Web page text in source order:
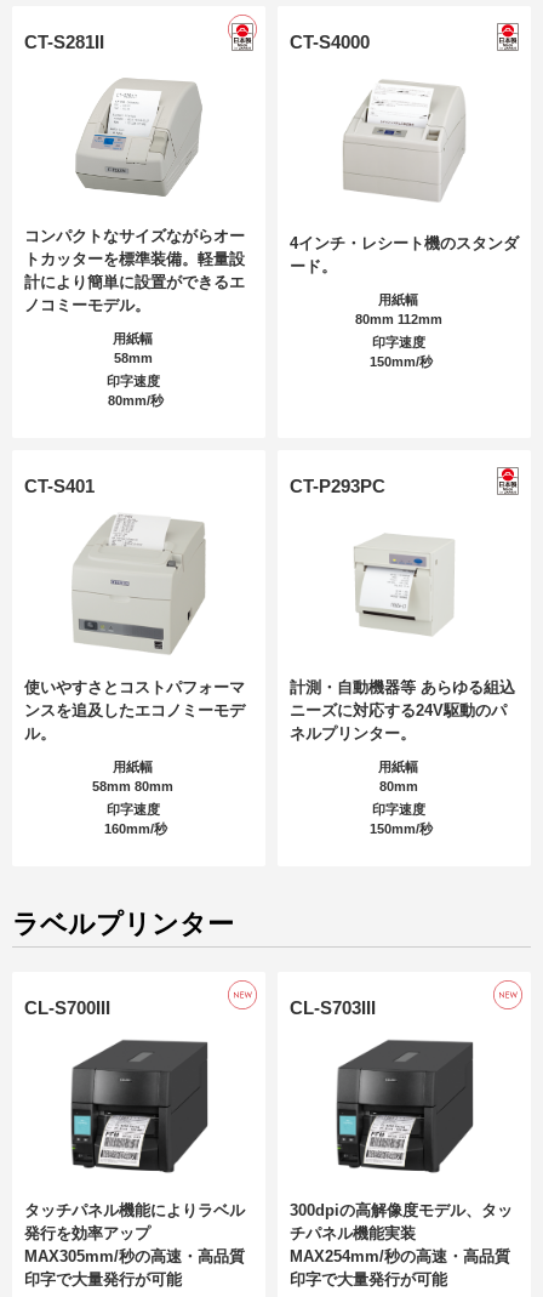
CT-S281II
コンパクトなサイズながらオー
トカッターを標準装備。軽量設
計により簡単に設置ができるエ
ノコミーモデル。
用紙幅
58mm
印字速度
80mm/秒
CT-S4000
4インチ・レシート機のスタンダ
ード。
用紙幅
80mm 112mm
印字速度
150mm/秒
CT-S401
使いやすさとコストパフォーマ
ンスを追及したエコノミーモデ
ル。
用紙幅
58mm 80mm
印字速度
160mm/秒
CT-P293PC
計測・自動機器等 あらゆる組込
ニーズに対応する24V駆動のパ
ネルプリンター。
用紙幅
80mm
印字速度
150mm/秒
ラベルプリンター
CL-S700III
タッチパネル機能によりラベル
発行を効率アップ
MAX305mm/秒の高速・高品質
印字で大量発行が可能
CL-S703III
300dpiの高解像度モデル、タッ
チパネル機能実装
MAX254mm/秒の高速・高品質
印字で大量発行が可能